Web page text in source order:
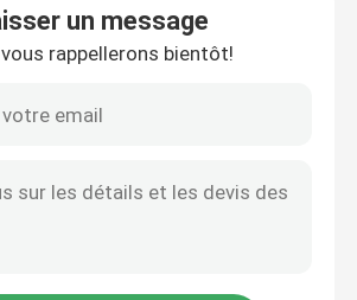
montant des bandes
adhésif
démontable
un message
rappellerons bientôt!